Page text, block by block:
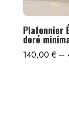
Plafonnier
doré
140,00€ –